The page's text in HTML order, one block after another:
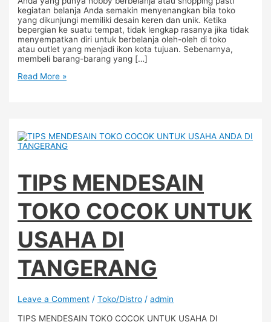
kegiatan belanja Anda semakin menyenangkan bila toko
yang dikunjungi memiliki desain keren dan unik. Ketika
bepergian ke suatu tempat, tidak lengkap rasanya jika tidak
menyempatkan diri untuk berbelanja oleh-oleh di toko
atau outlet yang menjadi ikon kota tujuan. Sebenarnya,
membeli barang-barang yang […]
Read More »
TIPS MENDESAIN
TOKO COCOK UNTUK
USAHA DI
TANGERANG
Leave a Comment /Toko/Distro /admin
TIPS MENDESAIN TOKO COCOK UNTUK USAHA DI